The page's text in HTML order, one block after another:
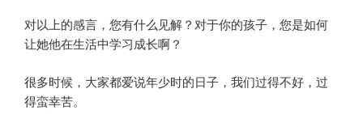
对以上的感言，您有什么见解？对于你的孩子，您是如何
让她他在生活中学习成长啊？
很多时候，大家都爱说年少时的日子，我们过得不好，过
得蛮幸苦。